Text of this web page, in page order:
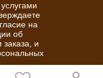
на
об
и